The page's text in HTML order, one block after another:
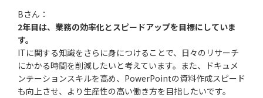
Bさん：
2年目は、業務の効率化とスピードアップを目標にしていま
す。
ITに関する知識をさらに身につけることで、日々のリサーチ
にかかる時間を削減したいと考えています。また、ドキュメ
ンテーションスキルを高め、PowerPointの資料作成スピード
も向上させ、より生産性の高い働き方を目指したいです。